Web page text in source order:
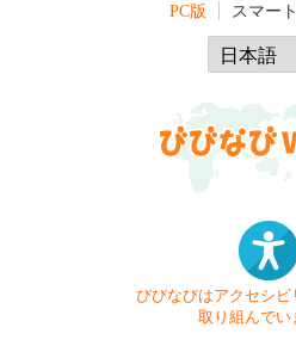
PC版 スマー
びびなびはアクセシビ
取り組んでい